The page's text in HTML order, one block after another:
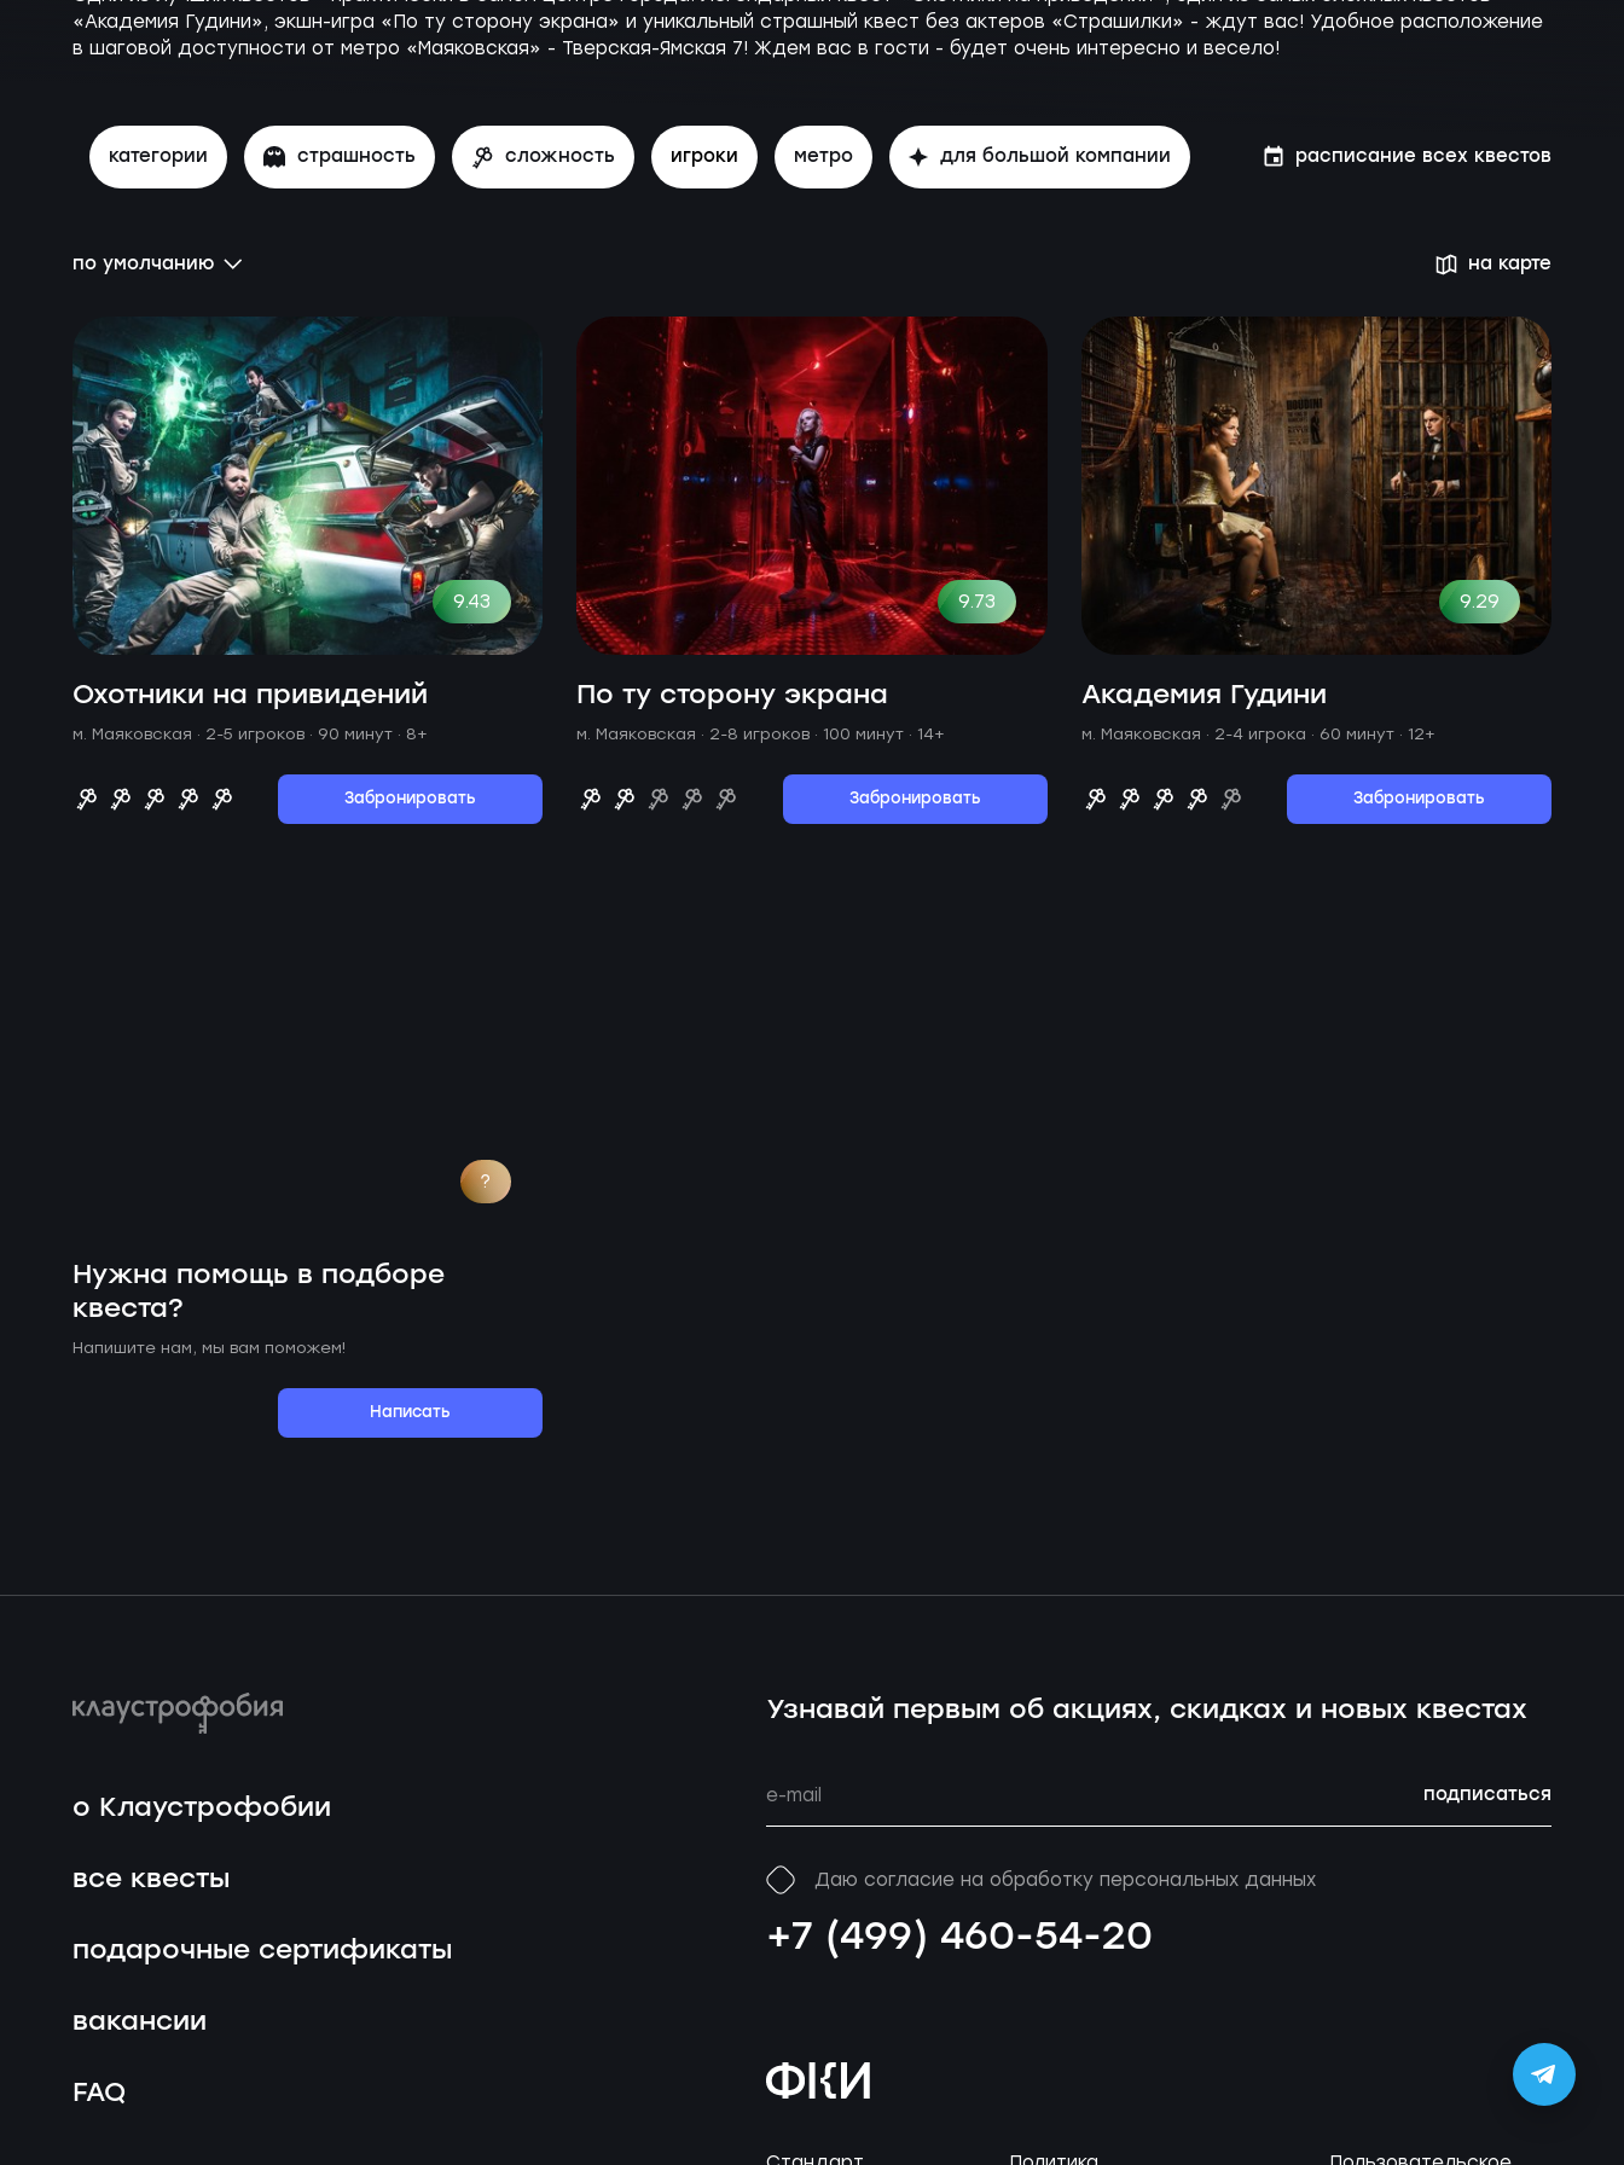
«Академия Гудини», экшн-игра «По ту сторону экрана» и уникальный страшный квест без актеров «Страшилки» - ждут вас! Удобное расположение
в шаговой доступности от метро «Маяковская» - Тверская-Ямская 7! Ждем вас в гости - будет очень интересно и весело!
категории страшность сложность игроки метро для большой компании расписание всех квестов
по умолчанию на карте
9.43
Охотники на привидений
м. Маяковская · 2-5 игроков · 90 минут · 8+
Забронировать
9.73
По ту сторону экрана
м. Маяковская · 2-8 игроков · 100 минут · 14+
Забронировать
9.29
Академия Гудини
м. Маяковская · 2-4 игрока · 60 минут · 12+
Забронировать
?
Нужна помощь в подборе
квеста?
Напишите нам, мы вам поможем!
Написать
о Клаустрофобии
все квесты
подарочные сертификаты
вакансии
FAQ
Узнавай первым об акциях, скидках и новых квестах
подписаться
Даю согласие на обработку персональных данных
+7 (499) 460-54-20